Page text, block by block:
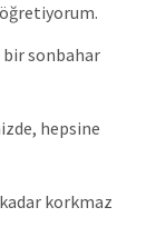
bir sonbahar
hepsine
korkmaz